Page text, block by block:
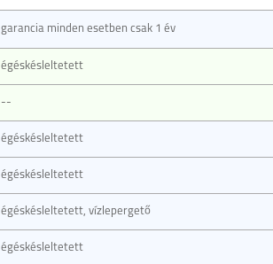
garancia minden esetben csak 1 év
égéskésleltetett
--
égéskésleltetett
égéskésleltetett
égéskésleltetett, vízlepergető
égéskésleltetett